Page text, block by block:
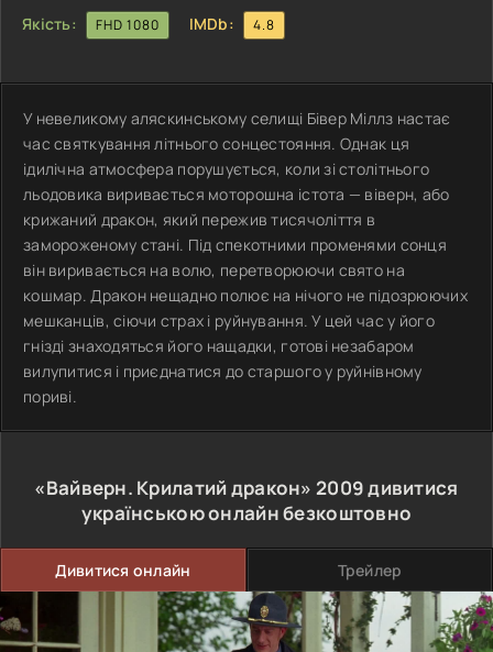
Якість:
FHD 1080 IMDb: 4.8
У невеликому аляскинському селищі Бівер Міллз настає
час святкування літнього сонцестояння. Однак ця
ідилічна атмосфера порушується, коли зі столітнього
льодовика виривається моторошна істота — віверн, або
крижаний дракон, який пережив тисячоліття в
замороженому стані. Під спекотними променями сонця
він виривається на волю, перетворюючи свято на
кошмар. Дракон нещадно полює на нічого не підозрюючих
мешканців, сіючи страх і руйнування. У цей час у його
гнізді знаходяться його нащадки, готові незабаром
вилупитися і приєднатися до старшого у руйнівному
пориві.
«Вайверн. Крилатий дракон» 2009дивитися
українською онлайн безкоштовно
Дивитися онлайн Трейлер